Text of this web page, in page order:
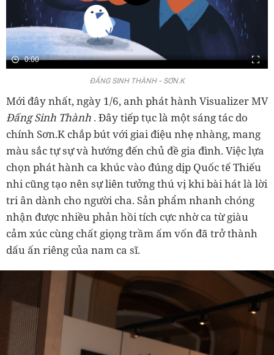
0:00
ĐẤNG SINH THÀNH - SƠN.K
Mới đây nhất, ngày 1/6, anh phát hành Visualizer MV
Đấng Sinh Thành . Đây tiếp tục là một sáng tác do
chính Sơn.K chắp bút với giai điệu nhẹ nhàng, mang
màu sắc tự sự và hướng đến chủ đề gia đình. Việc lựa
chọn phát hành ca khúc vào đúng dịp Quốc tế Thiếu
nhi cũng tạo nên sự liên tưởng thú vị khi bài hát là lời
tri ân dành cho người cha. Sản phẩm nhanh chóng
nhận được nhiều phản hồi tích cực nhờ ca từ giàu
cảm xúc cùng chất giọng trầm ấm vốn đã trở thành
dấu ấn riêng của nam ca sĩ.